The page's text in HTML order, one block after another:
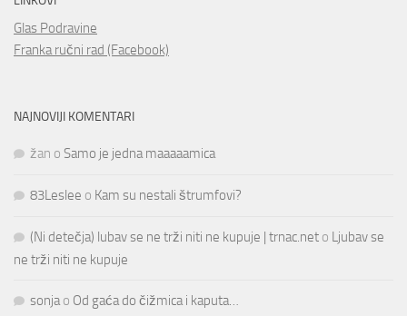
Glas Podravine
Franka ručni rad (Facebook)
NAJNOVIJI KOMENTARI
žan o Samo je jedna maaaaamica
83Leslee o Kam su nestali štrumfovi?
(Ni detečja) lubav se ne trži niti ne kupuje | trnac.net o Ljubav se
ne trži niti ne kupuje
sonjao Od gaća do čižmica i kaputa…